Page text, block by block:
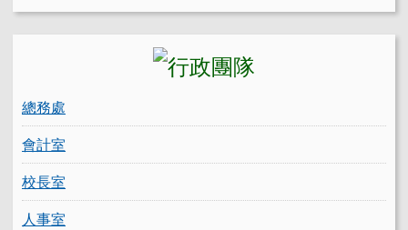
總務處
會計室
校長室
人事室